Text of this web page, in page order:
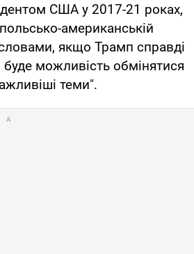
США у 2017-21 роках,
американській
якщо Трамп справді
буде можливість обмінятися
теми".